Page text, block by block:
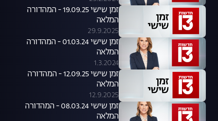
זמן שישי 19.09.25 - המהדורה
המלאה
29.9.2025
זמן שישי 01.03.24 - המהדורה
המלאה
1.3.2024
זמן שישי 12.09.25 - המהדורה
המלאה
12.9.2025
זמן שישי 08.03.24 - המהדורה
המלאה